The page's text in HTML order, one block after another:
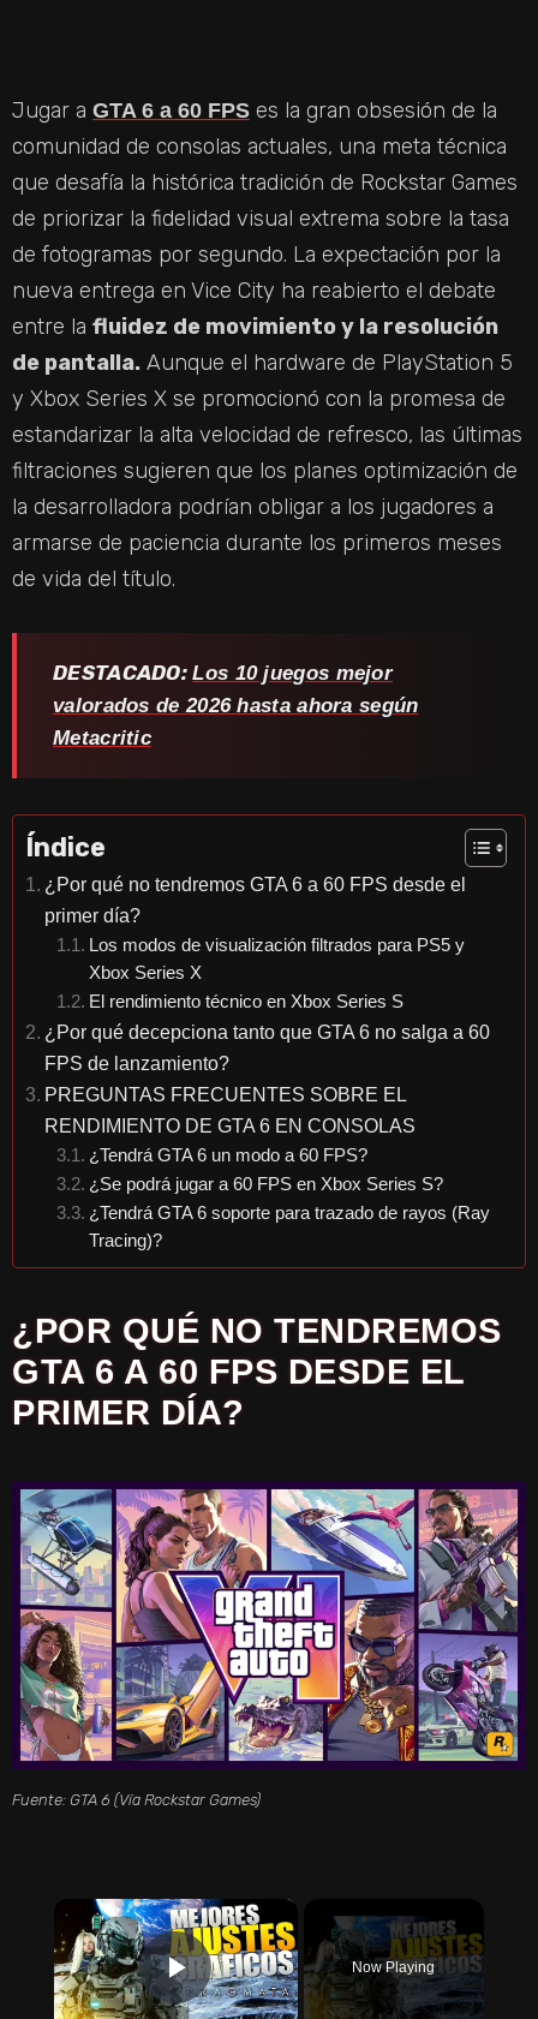
Jugar a GTA 6 a 60 FPS es la gran obsesión de la
comunidad de consolas actuales, una meta técnica
que desafía la histórica tradición de Rockstar Games
de priorizar la fidelidad visual extrema sobre la tasa
de fotogramas por segundo. La expectación por la
nueva entrega en Vice City ha reabierto el debate
entre la fluidez de movimiento y la resolución
de pantalla. Aunque el hardware de PlayStation 5
y Xbox Series X se promocionó con la promesa de
estandarizar la alta velocidad de refresco, las últimas
filtraciones sugieren que los planes optimización de
la desarrolladora podrían obligar a los jugadores a
armarse de paciencia durante los primeros meses
de vida del título.
DESTACADO:Los 10 juegos mejor
valorados de 2026 hasta ahora según
Metacritic
Índice
¿Por qué no tendremos GTA 6 a 60 FPS desde el
primer día?
Los modos de visualización filtrados para PS5 y
Xbox Series X
El rendimiento técnico en Xbox Series S
¿Por qué decepciona tanto que GTA 6 no salga a 60
FPS de lanzamiento?
PREGUNTAS FRECUENTES SOBRE EL
RENDIMIENTO DE GTA 6 EN CONSOLAS
¿Tendrá GTA 6 un modo a 60 FPS?
¿Se podrá jugar a 60 FPS en Xbox Series S?
¿Tendrá GTA 6 soporte para trazado de rayos (Ray
Tracing)?
¿POR QUÉ NO TENDREMOS
GTA 6 A 60 FPS DESDE EL
PRIMER DÍA?
Fuente: GTA 6 (Vía Rockstar Games)
×
PLAY VIDEO
Now Playing